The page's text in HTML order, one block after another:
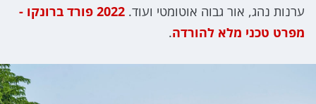
ערנות נהג, אור גבוה אוטומטי ועוד.
2022 פורד ברונקו -
מפרט טכני מלא להורדה.